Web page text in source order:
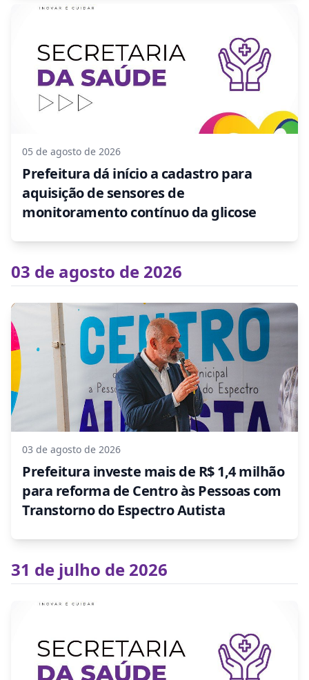
05 de agosto de 2026
Prefeitura dá início a cadastro para
aquisição de sensores de
monitoramento contínuo da glicose
03 de agosto de 2026
03 de agosto de 2026
Prefeitura investe mais de R$ 1,4 milhão
para reforma de Centro às Pessoas com
Transtorno do Espectro Autista
31 de julho de 2026